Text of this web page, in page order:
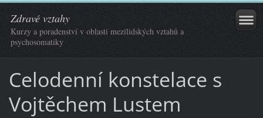
Zdravé vztahy
Kurzy a poradenství v oblasti mezilidských vztahů a
psychosomatiky
Celodenní konstelace s
Vojtěchem Lustem